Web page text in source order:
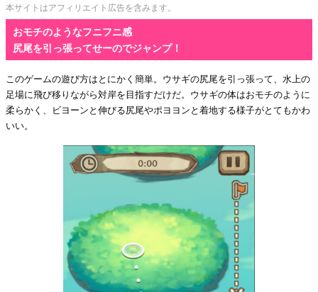
本サイトはアフィリエイト広告を含みます。
おモチのようなフニフニ感
尻尾を引っ張ってせーのでジャンプ！
このゲームの遊び方はとにかく簡単。ウサギの尻尾を引っ張って、水上の
足場に飛び移りながら対岸を目指すだけだ。ウサギの体はおモチのように
柔らかく、ビヨーンと伸びる尻尾やポヨヨンと着地する様子がとてもかわ
いい。